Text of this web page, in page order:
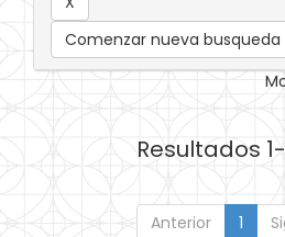
Comenzar nueva busqueda
Resultados
Anterior 1